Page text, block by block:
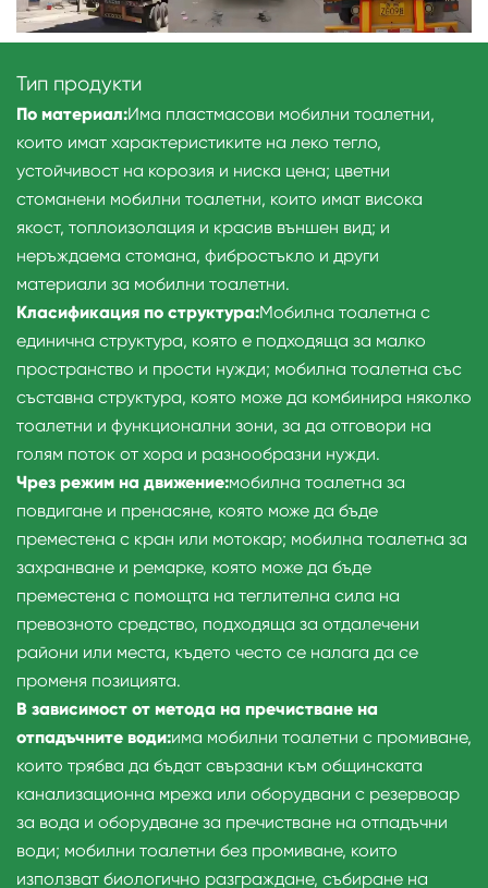
Тип продукти
По материал:Има пластмасови мобилни тоалетни,
които имат характеристиките на леко тегло,
устойчивост на корозия и ниска цена; цветни
стоманени мобилни тоалетни, които имат висока
якост, топлоизолация и красив външен вид; и
неръждаема стомана, фибростъкло и други
материали за мобилни тоалетни.
Класификация по структура:Мобилна тоалетна с
единична структура, която е подходяща за малко
пространство и прости нужди; мобилна тоалетна със
съставна структура, която може да комбинира няколко
тоалетни и функционални зони, за да отговори на
голям поток от хора и разнообразни нужди.
Чрез режим на движение:мобилна тоалетна за
повдигане и пренасяне, която може да бъде
преместена с кран или мотокар; мобилна тоалетна за
захранване и ремарке, която може да бъде
преместена с помощта на теглителна сила на
превозното средство, подходяща за отдалечени
райони или места, където често се налага да се
променя позицията.
В зависимост от метода на пречистване на
отпадъчните води:има мобилни тоалетни с промиване,
които трябва да бъдат свързани към общинската
канализационна мрежа или оборудвани с резервоар
за вода и оборудване за пречистване на отпадъчни
води; мобилни тоалетни без промиване, които
използват биологично разграждане, събиране на